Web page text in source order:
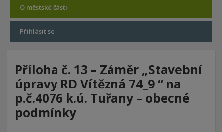
O městské části
Přihlásit se
Příloha č. 13 – Záměr „Stavební
úpravy RD Vítězná 74_9 “ na
p.č.4076 k.ú. Tuřany – obecné
podmínky